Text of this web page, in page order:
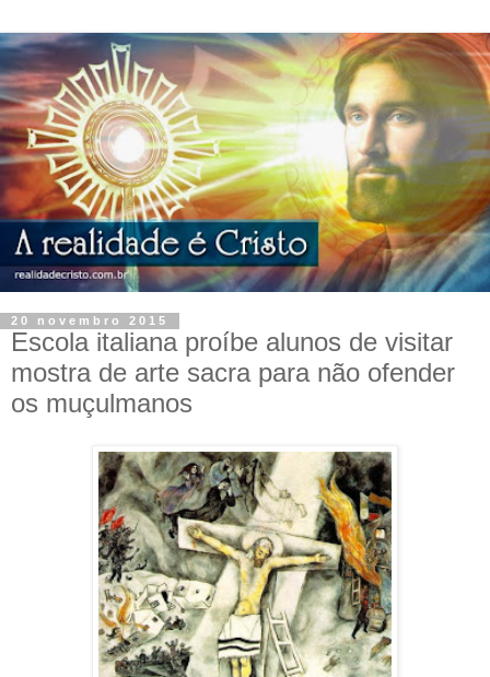
20 novembro 2015
Escola italiana proíbe alunos de visitar
mostra de arte sacra para não ofender
os muçulmanos